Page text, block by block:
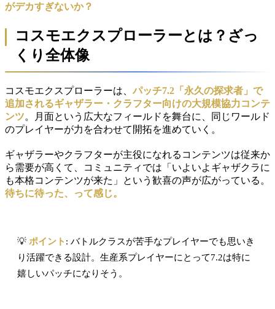
がデカすぎないか？
コスモエクスプローラーとは？ざっ
くり全体像
コスモエクスプローラーは、 パッチ7.2「永久の探求者」で
追加されるギャザラー・クラフター向けの大規模協力コンテ
ンツ。月面という広大なフィールドを舞台に、同じワールド
のプレイヤーが力を合わせて開拓を進めていく。
ギャザラーやクラフターが主役になれるコンテンツは従来か
ら需要が高くて、コミュニティでは「いよいよギャザクラに
も本格コンテンツが来た」という歓喜の声が広がっている。
待ちに待った、って感じ。
💡 ポイント : バトルクラスが苦手なプレイヤーでも思いき
り活躍できる設計。生産系プレイヤーにとって7.2は特に
嬉しいパッチになりそう。